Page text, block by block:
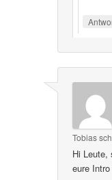
Tobias
Hi Leute,
eure